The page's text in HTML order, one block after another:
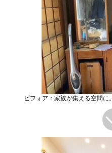
ビフォア：家族が集える空間に。